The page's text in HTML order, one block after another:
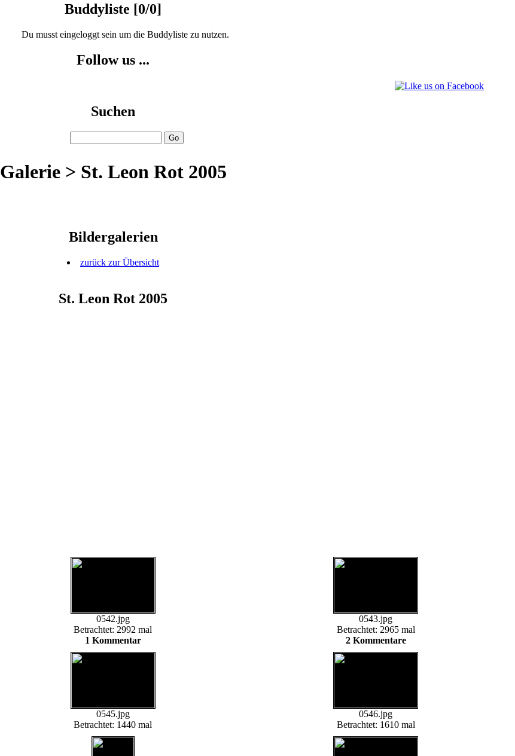
Buddyliste [0/0]
Du musst eingeloggt sein um die Buddyliste zu nutzen.
Follow us ...
Suchen
Galerie > St. Leon Rot 2005
Bildergalerien
zurück zur Übersicht
St. Leon Rot 2005
0542.jpg
Betrachtet: 2992 mal
1 Kommentar
0543.jpg
Betrachtet: 2965 mal
2 Kommentare
0545.jpg
Betrachtet: 1440 mal
0546.jpg
Betrachtet: 1610 mal